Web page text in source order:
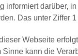
informiert darüber,
Das unter Ziffer
Webseite
kann die